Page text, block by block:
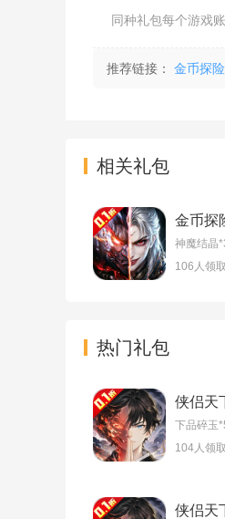
同种礼包每个游戏
推荐链接： 金币探
相关礼包
神魔结晶
106人领取
热门礼包
104人领取